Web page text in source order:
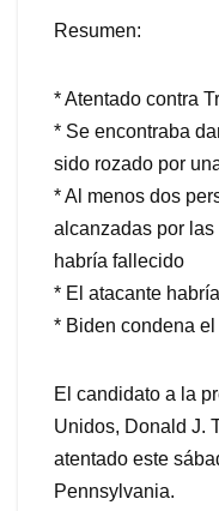
Resumen:
* Atentado contra
* Se encontraba
sido rozado por
* Al menos dos
alcanzadas por las
habría fallecido
* El atacante
* Biden condena
El candidato a la
Unidos, Donald J.
atentado este
Pennsylvania.